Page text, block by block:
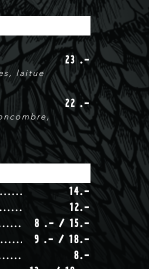
laitue
23 .-
22 .-
14.-
12.-
8 .- / 15.-
9 .- / 18.-
8.-